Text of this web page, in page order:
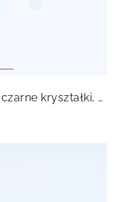
Kolczyki serduszka, czarne kryształki, stal pozłacana S215596Z00